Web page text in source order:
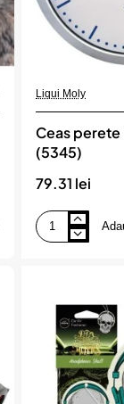
Liqui Moly
Ceas perete
(5345)
79.31 lei
Ceas
perete